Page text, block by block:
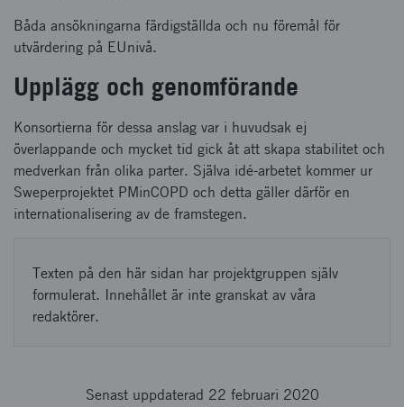
Båda ansökningarna färdigställda och nu föremål för
utvärdering på EUnivå.
Upplägg och genomförande
Konsortierna för dessa anslag var i huvudsak ej
överlappande och mycket tid gick åt att skapa stabilitet och
medverkan från olika parter. Själva idé-arbetet kommer ur
Sweperprojektet PMinCOPD och detta gäller därför en
internationalisering av de framstegen.
Texten på den här sidan har projektgruppen själv
formulerat. Innehållet är inte granskat av våra
redaktörer.
Senast uppdaterad 22 februari 2020